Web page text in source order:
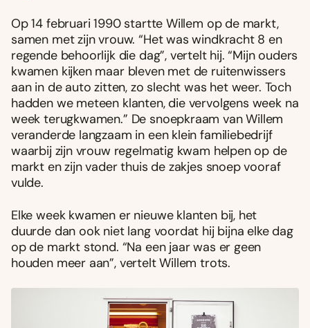
Op 14 februari 1990 startte Willem op de markt,
samen met zijn vrouw. “Het was windkracht 8 en
regende behoorlijk die dag”, vertelt hij. “Mijn ouders
kwamen kijken maar bleven met de ruitenwissers
aan in de auto zitten, zo slecht was het weer. Toch
hadden we meteen klanten, die vervolgens week na
week terugkwamen.” De snoepkraam van Willem
veranderde langzaam in een klein familiebedrijf
waarbij zijn vrouw regelmatig kwam helpen op de
markt en zijn vader thuis de zakjes snoep vooraf
vulde.
Elke week kwamen er nieuwe klanten bij, het
duurde dan ook niet lang voordat hij bijna elke dag
op de markt stond. “Na een jaar was er geen
houden meer aan”, vertelt Willem trots.